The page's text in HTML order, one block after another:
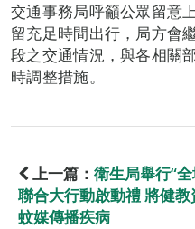
交通事務局呼籲公眾留意
留充足時間出行，局方會
段之交通情況，與各相關
時調整措施。
上一篇： 衛生局舉行“
聯合大行動啟動禮 將健
蚊媒傳播疾病